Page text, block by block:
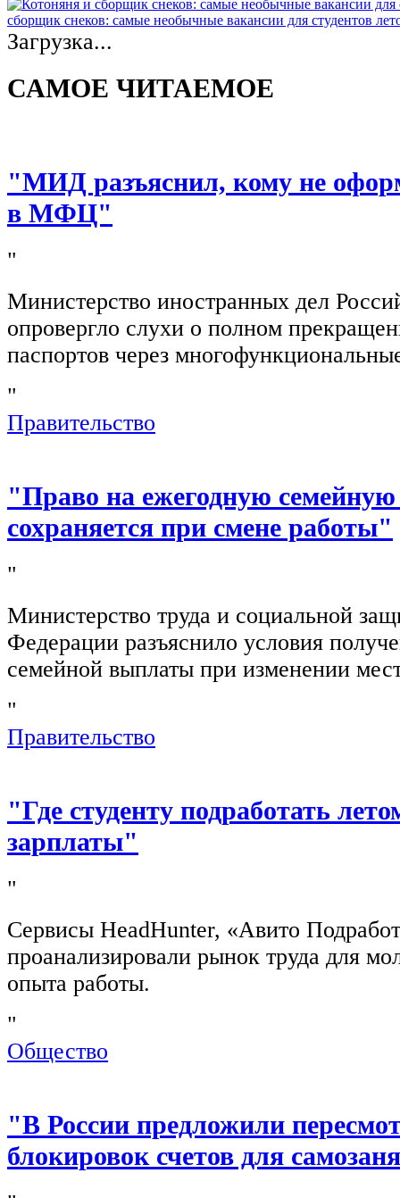
сборщик снеков: самые необычные вакансии для студентов
Загрузка...
САМОЕ ЧИТАЕМОЕ
"МИД разъяснил, кому не
в МФЦ"
"
Министерство иностранных дел
опровергло слухи о полном
паспортов через
"
Правительство
"Право на ежегодную
сохраняется при смене работы"
"
Министерство труда и социальной
Федерации разъяснило условия
семейной выплаты при изменении
"
Правительство
"Где студенту подработать
зарплаты"
"
Сервисы HeadHunter, «Авито
проанализировали рынок труда для
опыта работы.
"
Общество
"В России предложили
блокировок счетов для